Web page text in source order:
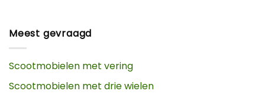
Meest gevraagd
Scootmobielen met vering
Scootmobielen met drie wielen